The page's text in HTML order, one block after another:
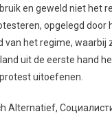
en geweld niet het
opgelegd
het regime,
uit de eerste hand
uitoefenen.
Alternatief,